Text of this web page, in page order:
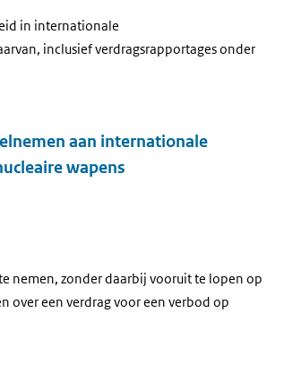
in internationale
inclusief verdragsrapportages onder
aan internationale
wapens
nemen, zonder daarbij vooruit te lopen op
over een verdrag voor een verbod op